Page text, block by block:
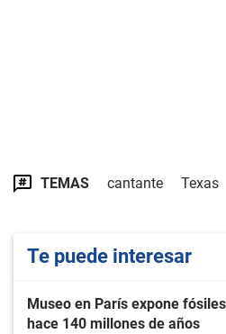
TEMAS cantante Texas
Te puede interesar
Museo en París expone
hace 140 millones de años